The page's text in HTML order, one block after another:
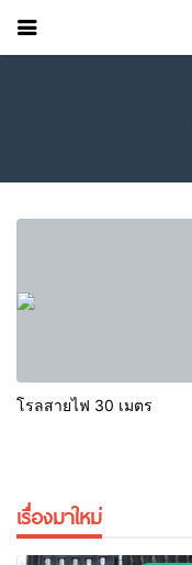
โรลสายไฟ 30 เมตร
เรื่องมาใหม่